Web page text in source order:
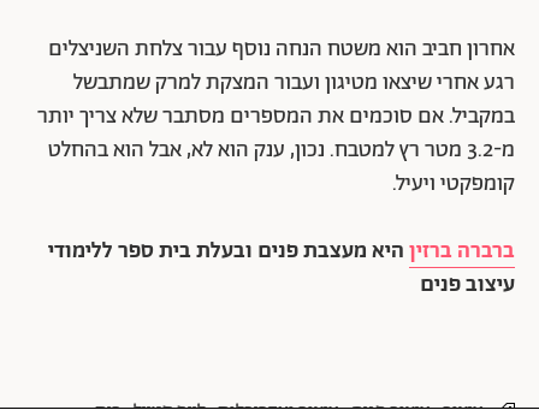
אחרון חביב הוא משטח הנחה נוסף עבור צלחת השניצלים
רגע אחרי שיצאו מטיגון ועבור המצקת למרק שמתבשל
במקביל. אם סוכמים את המספרים מסתבר שלא צריך יותר
מ-3.2 מטר רץ למטבח. נכון, ענק הוא לא, אבל הוא בהחלט
קומפקטי ויעיל.
ברברה ברזיןהיא מעצבת פנים ובעלת בית ספר ללימודי
עיצוב פנים